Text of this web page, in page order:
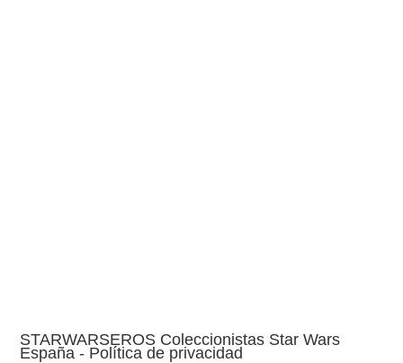
STARWARSEROS Coleccionistas Star Wars
España - Política de privacidad